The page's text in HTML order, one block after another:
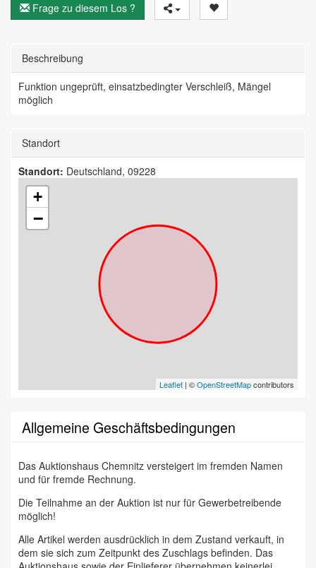
Frage zu diesem Los ?
Beschreibung
Funktion ungeprüft, einsatzbedingter Verschleiß, Mängel
möglich
Standort
Standort: Deutschland, 09228
+
−
Leaflet | ©OpenStreetMapcontributors
Allgemeine Geschäftsbedingungen
Das Auktionshaus Chemnitz versteigert im fremden Namen
und für fremde Rechnung.
Die Teilnahme an der Auktion ist nur für Gewerbetreibende
möglich!
Alle Artikel werden ausdrücklich in dem Zustand verkauft, in
dem sie sich zum Zeitpunkt des Zuschlags befinden. Das